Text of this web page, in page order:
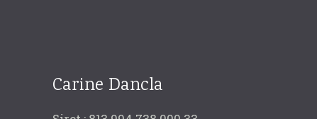
Carine Dancla